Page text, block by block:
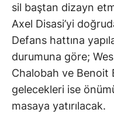
sil baştan dizayn
Axel Disasi’yi
Defans hattına
durumuna göre;
Chalobah ve Benoit
gelecekleri ise
masaya yatırılacak.